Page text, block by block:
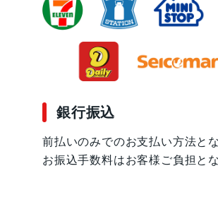
銀行振込
前払いのみでのお支払い方法と
お振込手数料はお客様ご負担と